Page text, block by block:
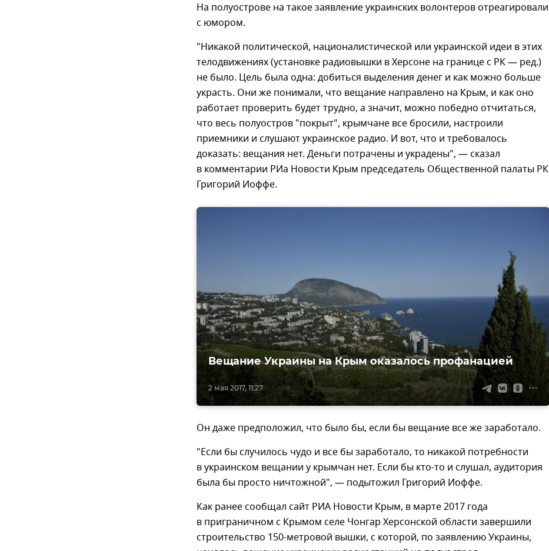
На полуострове на такое заявление украинских волонтеров отреагировали
с юмором.
"Никакой политической, националистической или украинской идеи в этих
телодвижениях (установке радиовышки в Херсоне на границе с РК — ред.)
не было. Цель была одна: добиться выделения денег и как можно больше
украсть. Они же понимали, что вещание направлено на Крым, и как оно
работает проверить будет трудно, а значит, можно победно отчитаться,
что весь полуостров "покрыт", крымчане все бросили, настроили
приемники и слушают украинское радио. И вот, что и требовалось
доказать: вещания нет. Деньги потрачены и украдены", — сказал
в комментарии РИа Новости Крым председатель Общественной палаты РК
Григорий Иоффе.
2 мая 2017, 11:27
Вещание Украины на Крым оказалось профанацией
Он даже предположил, что было бы, если бы вещание все же заработало.
"Если бы случилось чудо и все бы заработало, то никакой потребности
в украинском вещании у крымчан нет. Если бы кто-то и слушал, аудитория
была бы просто ничтожной", — подытожил Григорий Иоффе.
Как ранее сообщал сайт РИА Новости Крым, в марте 2017 года
в приграничном с Крымом селе Чонгар Херсонской области завершили
строительство 150-метровой вышки, с которой, по заявлению Украины,